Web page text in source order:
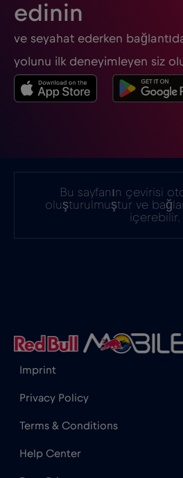
edinin
ve seyahat ederken
yolunu ilk deneyimleyen siz
Bu sayfanın çevirisi
oluşturulmuştur ve
içerebilir.
Imprint
Privacy Policy
Terms & Conditions
Help Center